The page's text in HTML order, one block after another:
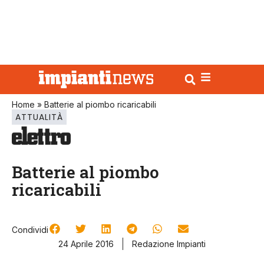
Home » Batterie al piombo ricaricabili
ATTUALITÀ
Batterie al piombo
ricaricabili
Condividi
24 Aprile 2016
Redazione Impianti